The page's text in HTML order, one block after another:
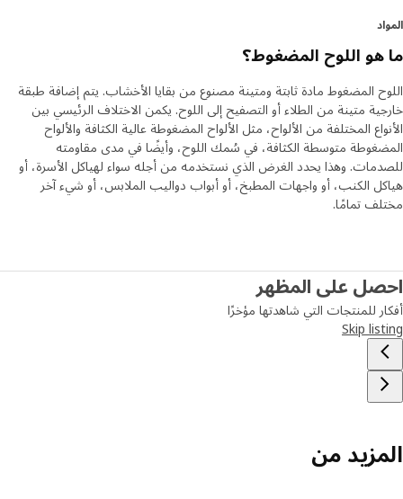
اللوح المضغوط؟
المضغوط مادة ثابتة ومتينة مصنوع من بقايا الأخشاب. يتم إضافة طبقة
متينة من الطلاء أو التصفيح إلى اللوح. يكمن الاختلاف الرئيسي بين
المختلفة من الألواح، مثل الألواح المضغوطة عالية الكثافة والألواح
متوسطة الكثافة، في سُمك اللوح، وأيضًا في مدى مقاومته
وهذا يحدد الغرض الذي نستخدمه من أجله سواء لهياكل الأسرة، أو
الكنب، أو واجهات المطبخ، أو أبواب دواليب الملابس، أو شيء آخر
تمامًا.
على المظهر
للمنتجات التي شاهدتها مؤخرًا
Skip
من